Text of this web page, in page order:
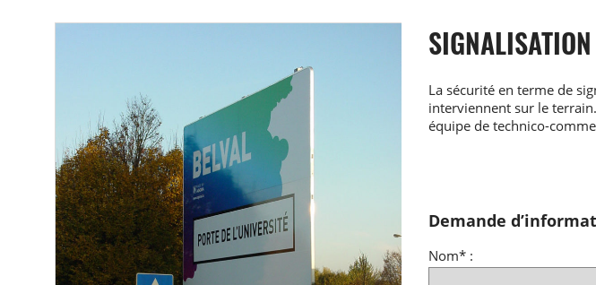
La sécurité en terme de
interviennent sur le
équipe de technico-
Demande
Nom* :